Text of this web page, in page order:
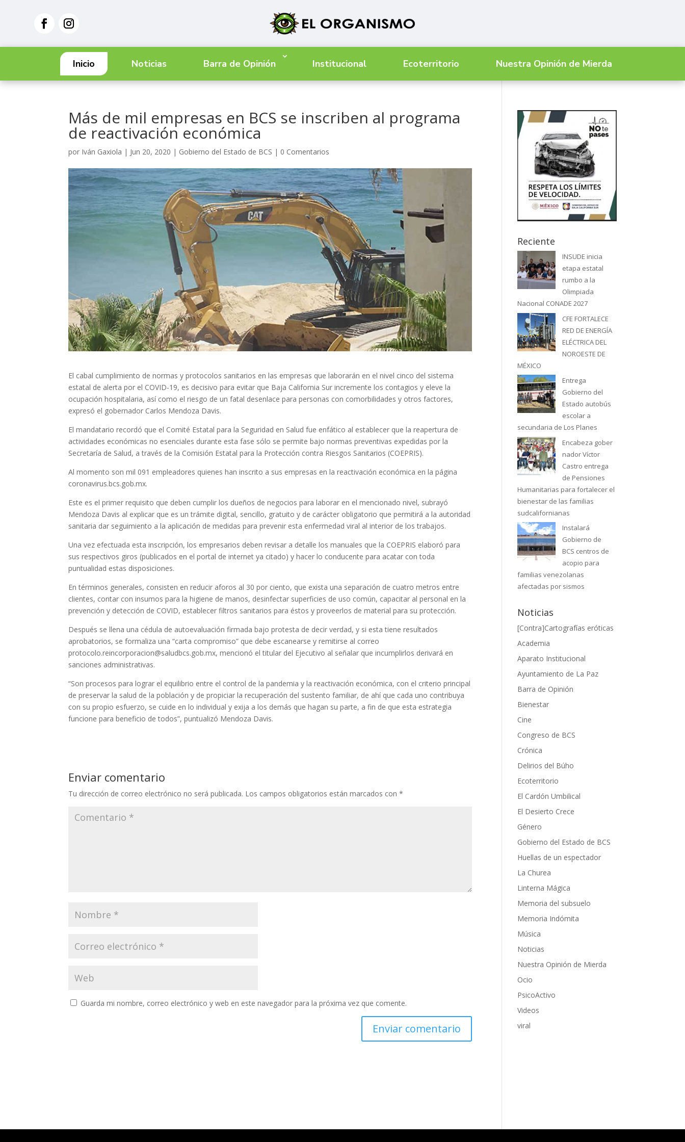
Inicio Noticias Barra de Opinión Institucional Ecoterritorio Nuestra Opinión de Mierda
Más de mil empresas en BCS se inscriben al programa
de reactivación económica
por Iván Gaxiola | Jun 20, 2020 | Gobierno del Estado de BCS | 0 Comentarios
El cabal cumplimiento de normas y protocolos sanitarios en las empresas que laborarán en el nivel cinco del sistema
estatal de alerta por el COVID-19, es decisivo para evitar que Baja California Sur incremente los contagios y eleve la
ocupación hospitalaria, así como el riesgo de un fatal desenlace para personas con comorbilidades y otros factores,
expresó el gobernador Carlos Mendoza Davis.
El mandatario recordó que el Comité Estatal para la Seguridad en Salud fue enfático al establecer que la reapertura de
actividades económicas no esenciales durante esta fase sólo se permite bajo normas preventivas expedidas por la
Secretaría de Salud, a través de la Comisión Estatal para la Protección contra Riesgos Sanitarios (COEPRIS).
Al momento son mil 091 empleadores quienes han inscrito a sus empresas en la reactivación económica en la página
coronavirus.bcs.gob.mx.
Este es el primer requisito que deben cumplir los dueños de negocios para laborar en el mencionado nivel, subrayó
Mendoza Davis al explicar que es un trámite digital, sencillo, gratuito y de carácter obligatorio que permitirá a la autoridad
sanitaria dar seguimiento a la aplicación de medidas para prevenir esta enfermedad viral al interior de los trabajos.
Una vez efectuada esta inscripción, los empresarios deben revisar a detalle los manuales que la COEPRIS elaboró para
sus respectivos giros (publicados en el portal de internet ya citado) y hacer lo conducente para acatar con toda
puntualidad estas disposiciones.
En términos generales, consisten en reducir aforos al 30 por ciento, que exista una separación de cuatro metros entre
clientes, contar con insumos para la higiene de manos, desinfectar superficies de uso común, capacitar al personal en la
prevención y detección de COVID, establecer filtros sanitarios para éstos y proveerlos de material para su protección.
Después se llena una cédula de autoevaluación firmada bajo protesta de decir verdad, y si esta tiene resultados
aprobatorios, se formaliza una “carta compromiso” que debe escanearse y remitirse al correo
protocolo.reincorporacion@saludbcs.gob.mx, mencionó el titular del Ejecutivo al señalar que incumplirlos derivará en
sanciones administrativas.
“Son procesos para lograr el equilibrio entre el control de la pandemia y la reactivación económica, con el criterio principal
de preservar la salud de la población y de propiciar la recuperación del sustento familiar, de ahí que cada uno contribuya
con su propio esfuerzo, se cuide en lo individual y exija a los demás que hagan su parte, a fin de que esta estrategia
funcione para beneficio de todos”, puntualizó Mendoza Davis.
Enviar comentario
Tu dirección de correo electrónico no será publicada. Los campos obligatorios están marcados con*
Guarda mi nombre, correo electrónico y web en este navegador para la próxima vez que comente.
Reciente
INSUDE inicia
etapa estatal
rumbo a la
Olimpiada
Nacional CONADE 2027
CFE FORTALECE
RED DE ENERGÍA
ELÉCTRICA DEL
NOROESTE DE
MÉXICO
Entrega
Gobierno del
Estado autobús
escolar a
secundaria de Los Planes
Encabeza gober
nador Víctor
Castro entrega
de Pensiones
Humanitarias para fortalecer el
bienestar de las familias
sudcalifornianas
Instalará
Gobierno de
BCS centros de
acopio para
familias venezolanas
afectadas por sismos
Noticias
[Contra]Cartografías eróticas
Academia
Aparato Institucional
Ayuntamiento de La Paz
Barra de Opinión
Bienestar
Cine
Congreso de BCS
Crónica
Delirios del Búho
Ecoterritorio
El Cardón Umbilical
El Desierto Crece
Género
Gobierno del Estado de BCS
Huellas de un espectador
La Churea
Linterna Mágica
Memoria del subsuelo
Memoria Indómita
Música
Noticias
Nuestra Opinión de Mierda
Ocio
PsicoActivo
Videos
viral